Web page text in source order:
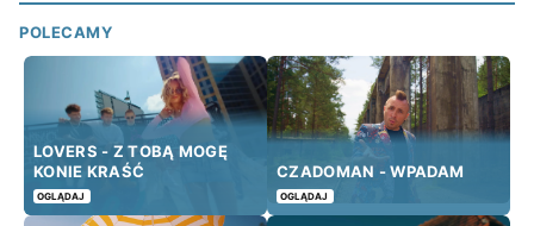
POLECAMY
LOVERS - Z TOBĄ MOGĘ
KONIE KRAŚĆ
OGLĄDAJ
CZADOMAN - WPADAM
OGLĄDAJ